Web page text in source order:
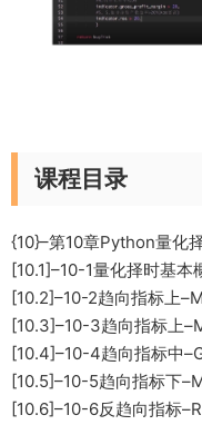
课程目录
{10}–第10章Python量化
[10.1]–10-1量化择时基
[10.2]–10-2趋向指标上
[10.3]–10-3趋向指标上
[10.4]–10-4趋向指标中
[10.5]–10-5趋向指标下
[10.6]–10-6反趋向指标